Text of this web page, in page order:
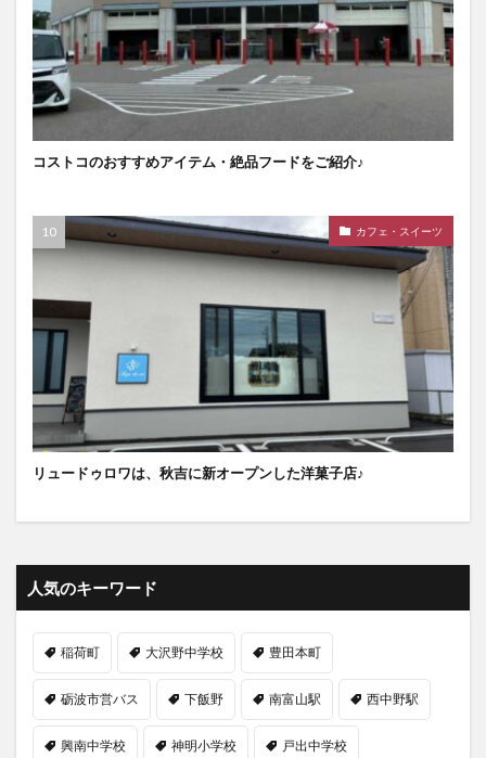
コストコのおすすめアイテム・絶品フードをご紹介♪
カフェ・スイーツ
リュードゥロワは、秋吉に新オープンした洋菓子店♪
人気のキーワード
稲荷町 大沢野中学校 豊田本町
砺波市営バス 下飯野 南富山駅 西中野駅
興南中学校 神明小学校 戸出中学校